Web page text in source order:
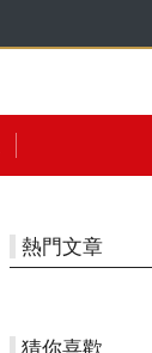
熱門文章